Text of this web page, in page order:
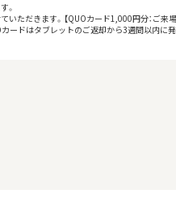
。
だきます。【QUOカード1,000円分：ご来
ードはタブレットのご返却から3週間以内に